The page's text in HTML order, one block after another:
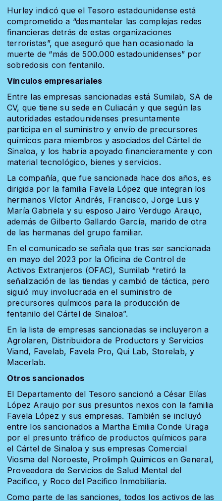
Hurley indicó que el Tesoro estadounidense está
comprometido a “desmantelar las complejas redes
financieras detrás de estas organizaciones
terroristas”, que aseguró que han ocasionado la
muerte de “más de 500.000 estadounidenses” por
sobredosis con fentanilo.
Vínculos empresariales
Entre las empresas sancionadas está Sumilab, SA de
CV, que tiene su sede en Culiacán y que según las
autoridades estadounidenses presuntamente
participa en el suministro y envío de precursores
químicos para miembros y asociados del Cártel de
Sinaloa, y los habría apoyado financieramente y con
material tecnológico, bienes y servicios.
La compañía, que fue sancionada hace dos años, es
dirigida por la familia Favela López que integran los
hermanos Víctor Andrés, Francisco, Jorge Luis y
María Gabriela y su esposo Jairo Verdugo Araujo,
además de Gilberto Gallardo García, marido de otra
de las hermanas del grupo familiar.
En el comunicado se señala que tras ser sancionada
en mayo del 2023 por la Oficina de Control de
Activos Extranjeros (OFAC), Sumilab “retiró la
señalización de las tiendas y cambió de táctica, pero
siguió muy involucrada en el suministro de
precursores químicos para la producción de
fentanilo del Cártel de Sinaloa”.
En la lista de empresas sancionadas se incluyeron a
Agrolaren, Distribuidora de Productors y Servicios
Viand, Favelab, Favela Pro, Qui Lab, Storelab, y
Macerlab.
Otros sancionados
El Departamento del Tesoro sancionó a César Elías
López Araujo por sus presuntos nexos con la familia
Favela López y sus empresas. También se incluyó
entre los sancionados a Martha Emilia Conde Uraga
por el presunto tráfico de productos químicos para
el Cártel de Sinaloa y sus empresas Comercial
Viosma del Noroeste, Prolimph Quimicos en General,
Proveedora de Servicios de Salud Mental del
Pacifico, y Roco del Pacifico Inmobiliaria.
Como parte de las sanciones, todos los activos de las